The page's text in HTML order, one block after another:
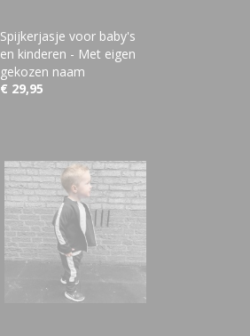
Spijkerjasje voor baby's
en kinderen - Met eigen
gekozen naam
€ 29,95